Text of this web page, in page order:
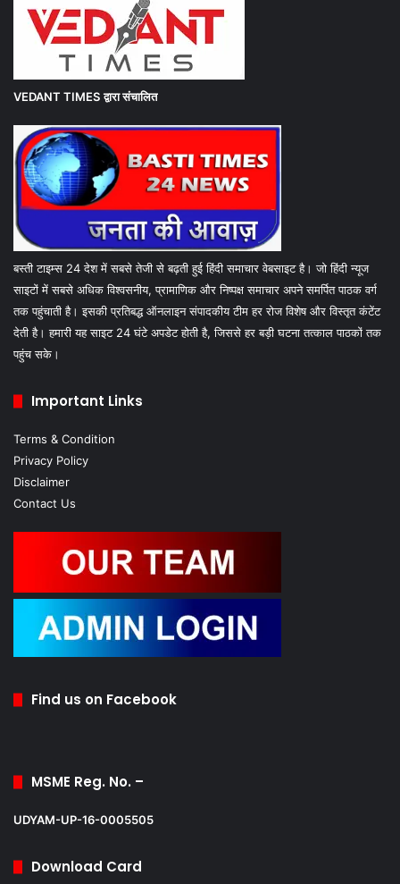
VEDANT TIMES द्वारा संचालित
बस्ती टाइम्स 24 देश में सबसे तेजी से बढ़ती हुई हिंदी समाचार वेबसाइट है। जो हिंदी न्यूज
साइटों में सबसे अधिक विश्वसनीय, प्रामाणिक और निष्पक्ष समाचार अपने समर्पित पाठक वर्ग
तक पहुंचाती है। इसकी प्रतिबद्ध ऑनलाइन संपादकीय टीम हर रोज विशेष और विस्तृत कंटेंट
देती है। हमारी यह साइट 24 घंटे अपडेट होती है, जिससे हर बड़ी घटना तत्काल पाठकों तक
पहुंच सके।
Important Links
Terms & Condition
Privacy Policy
Disclaimer
Contact Us
Find us on Facebook
MSME Reg. No. –
UDYAM-UP-16-0005505
Download Card